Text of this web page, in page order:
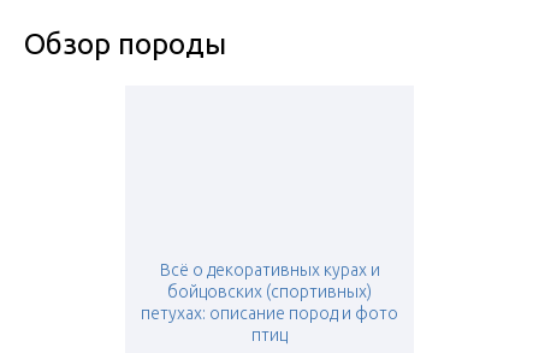
Обзор породы
Всё о декоративных курах и
бойцовских (спортивных)
петухах: описание пород и фото
птиц